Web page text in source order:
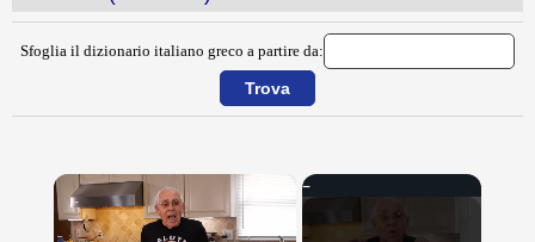
Sfoglia il dizionario italiano greco a partire da: